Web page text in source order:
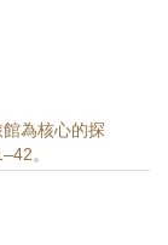
為核心的探
。